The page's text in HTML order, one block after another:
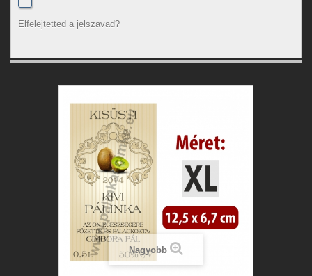
Elfelejtetted a jelszavad?
Nagyobb